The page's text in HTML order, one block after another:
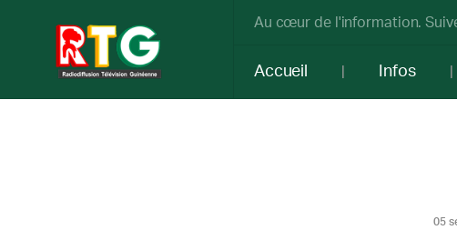
Au cœur de l'information.
Accueil Infos
05